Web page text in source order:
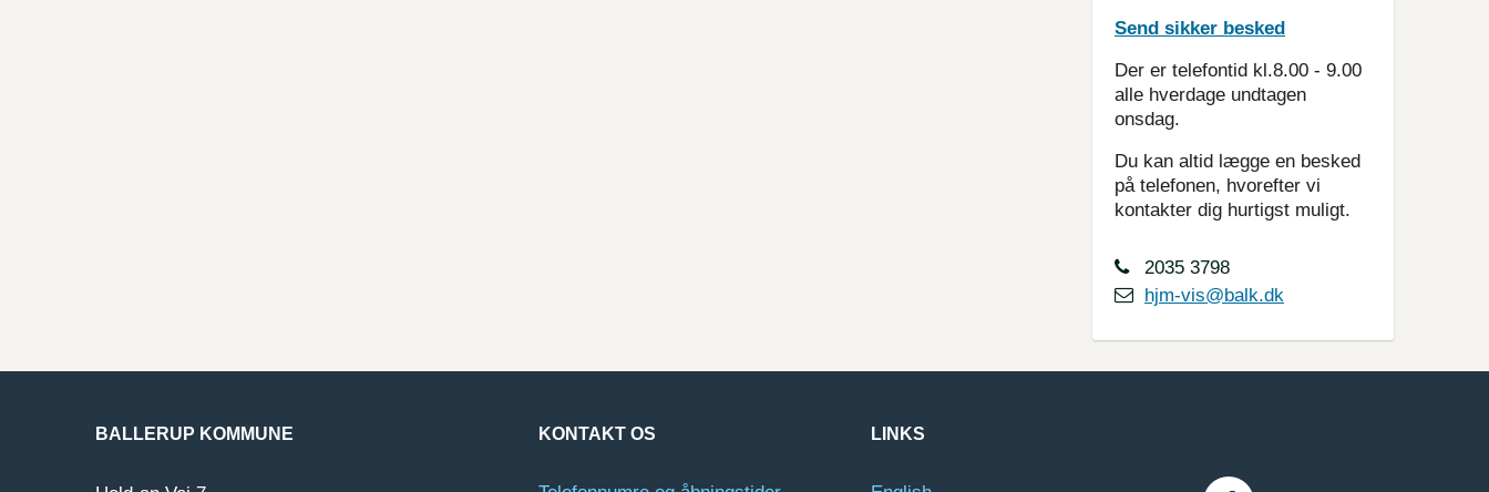
Send sikker besked
Der er telefontid kl.8.00 - 9.00
alle hverdage undtagen
onsdag.
Du kan altid lægge en besked
på telefonen, hvorefter vi
kontakter dig hurtigst muligt.
2035 3798
hjm-vis@balk.dk
BALLERUP KOMMUNE KONTAKT OS LINKS